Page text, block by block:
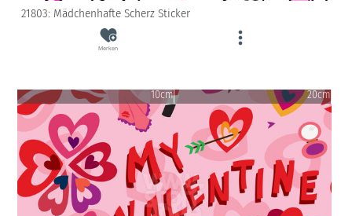
21803: Mädchenhafte Scherz Sticker
Merken
10cm 20cm